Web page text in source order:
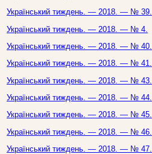
Український тиждень. — 2018. — № 39.
Український тиждень. — 2018. — № 4.
Український тиждень. — 2018. — № 40.
Український тиждень. — 2018. — № 41.
Український тиждень. — 2018. — № 43.
Український тиждень. — 2018. — № 44.
Український тиждень. — 2018. — № 45.
Український тиждень. — 2018. — № 46.
Український тиждень. — 2018. — № 47.